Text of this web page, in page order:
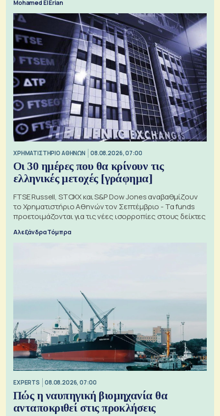
Mohamed El Erian
XΡΗΜΑΤΙΣΤΗΡΙΟ ΑΘΗΝΩΝ 08.08.2026, 07:00
Οι 30 ημέρες που θα κρίνουν τις
ελληνικές μετοχές [γράφημα]
FTSE Russell, STOXX και S&P Dow Jones αναβαθμίζουν
το Χρηματιστήριο Αθηνών τον Σεπτέμβριο - Τα funds
προετοιμάζονται για τις νέες ισορροπίες στους δείκτες
Αλεξάνδρα Τόμπρα
EXPERTS 08.08.2026, 07:00
Πώς η ναυπηγική βιομηχανία θα
ανταποκριθεί στις προκλήσεις